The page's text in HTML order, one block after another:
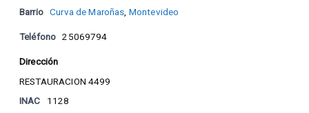
Barrio Curva de Maroñas Montevideo
Teléfono 25069794
Dirección
RESTAURACION 4499
INAC
1128